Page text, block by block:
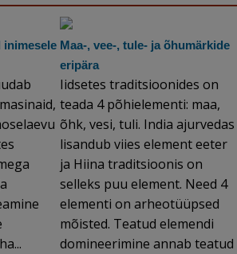
inimesele Maa-, vee-, tule- ja õhumärkide
eripära
Iidsetes traditsioonides on
teada 4 põhielementi: maa,
õhk, vesi, tuli. India ajurvedas
lisandub viies element eeter
ja Hiina traditsioonis on
selleks puu element. Need 4
elementi on arheotüüpsed
mõisted. Teatud elemendi
domineerimine annab teatud